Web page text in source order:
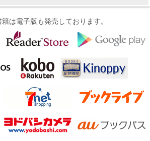
は電子版も発売しております。